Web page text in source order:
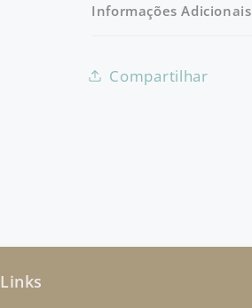
Informações Adicionais
Compartilhar
Links